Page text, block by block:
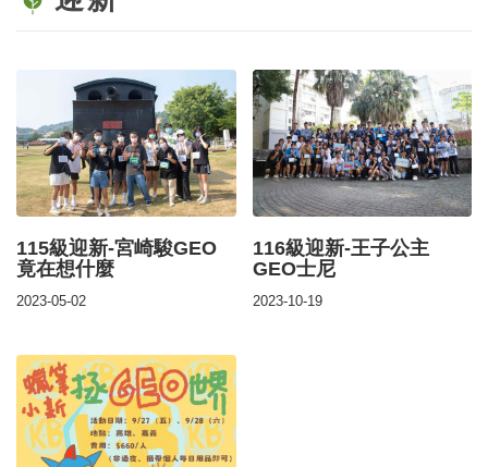
115級迎新-宮崎駿GEO
竟在想什麼
2023-05-02
116級迎新-王子公主
GEO士尼
2023-10-19